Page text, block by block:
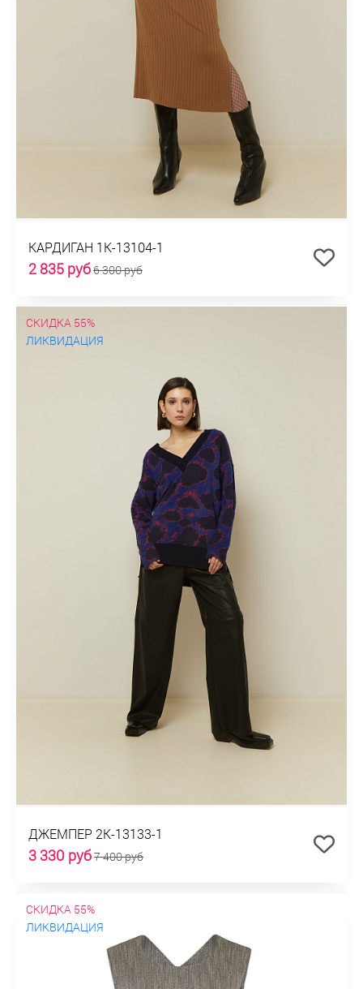
КАРДИГАН 1К-13104-1
2 835 руб6 300 руб
СКИДКА 55%
ЛИКВИДАЦИЯ
ДЖЕМПЕР 2К-13133-1
3 330 руб7 400 руб
СКИДКА 55%
ЛИКВИДАЦИЯ